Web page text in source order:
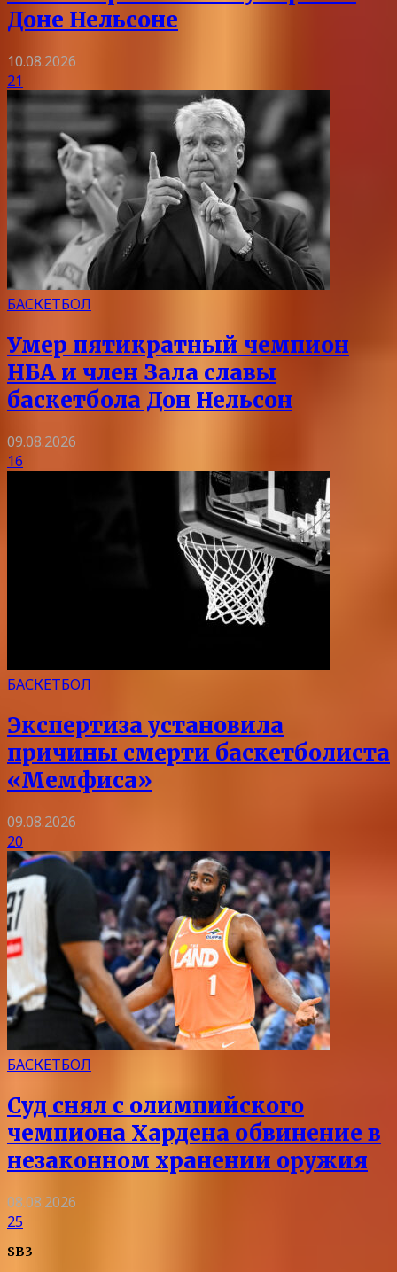
Доне Нельсоне
10.08.2026
21
БАСКЕТБОЛ
Умер пятикратный чемпион
НБА и член Зала славы
баскетбола Дон Нельсон
09.08.2026
16
БАСКЕТБОЛ
Экспертиза установила
причины смерти баскетболиста
«Мемфиса»
09.08.2026
20
БАСКЕТБОЛ
Суд снял с олимпийского
чемпиона Хардена обвинение в
незаконном хранении оружия
08.08.2026
25
SB3